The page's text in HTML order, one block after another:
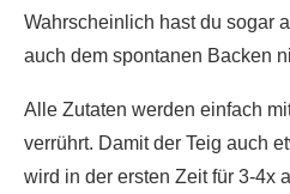
Wahrscheinlich hast du sogar
auch dem spontanen Backen
Alle Zutaten werden einfach
verrührt. Damit der Teig auch
wird in der ersten Zeit für 3-4x